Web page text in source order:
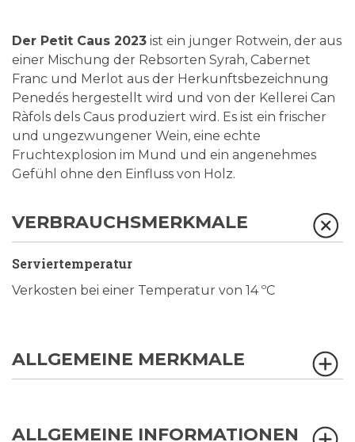
Der Petit Caus 2023 ist ein junger Rotwein, der aus
einer Mischung der Rebsorten Syrah, Cabernet
Franc und Merlot aus der Herkunftsbezeichnung
Penedés hergestellt wird und von der Kellerei Can
Ràfols dels Caus produziert wird. Es ist ein frischer
und ungezwungener Wein, eine echte
Fruchtexplosion im Mund und ein angenehmes
Gefühl ohne den Einfluss von Holz.
VERBRAUCHSMERKMALE
Serviertemperatur
Verkosten bei einer Temperatur von 14 ºC
ALLGEMEINE MERKMALE
ALLGEMEINE INFORMATIONEN